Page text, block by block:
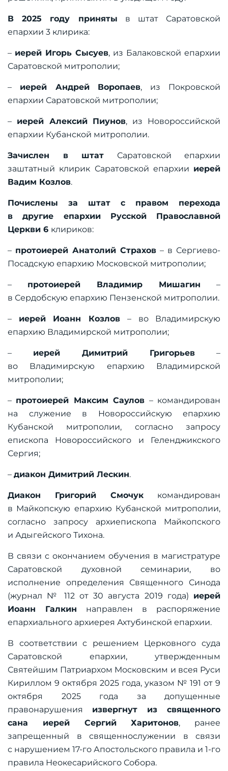
В 2025 году приняты в штат Саратовской
епархии 3 клирика:
– иерей Игорь Сысуев, из Балаковской епархии
Саратовской митрополии;
– иерей Андрей Воропаев, из Покровской
епархии Саратовской митрополии;
– иерей Алексий Пиунов, из Новороссийской
епархии Кубанской митрополии.
Зачислен в штат Саратовской епархии
заштатный клирик Саратовской епархии иерей
Вадим Козлов.
Почислены за штат с правом перехода
в другие епархии Русской Православной
Церкви 6 клириков:
– протоиерей Анатолий Страхов – в Сергиево-
Посадскую епархию Московской митрополии;
– протоиерей Владимир Мишагин –
в Сердобскую епархию Пензенской митрополии.
– иерей Иоанн Козлов – во Владимирскую
епархию Владимирской митрополии;
– иерей Димитрий Григорьев –
во Владимирскую епархию Владимирской
митрополии;
– протоиерей Максим Саулов – командирован
на служение в Новороссийскую епархию
Кубанской митрополии, согласно запросу
епископа Новороссийского и Геленджикского
Сергия;
– диакон Димитрий Лескин.
Диакон Григорий Смочук командирован
в Майкопскую епархию Кубанской митрополии,
согласно запросу архиепископа Майкопского
и Адыгейского Тихона.
В связи с окончанием обучения в магистратуре
Саратовской духовной семинарии, во
исполнение определения Священного Синода
(журнал № 112 от 30 августа 2019 года) иерей
Иоанн Галкин направлен в распоряжение
епархиального архиерея Ахтубинской епархии.
В соответствии с решением Церковного суда
Саратовской епархии, утвержденным
Святейшим Патриархом Московским и всея Руси
Кириллом 9 октября 2025 года, указом № 191 от 9
октября 2025 года за допущенные
правонарушения извергнут из священного
сана иерей Сергий Харитонов, ранее
запрещенный в священнослужении в связи
с нарушением 17-го Апостольского правила и 1-го
правила Неокесарийского Собора.